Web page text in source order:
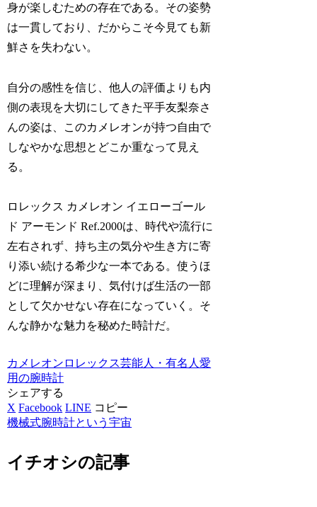
身が楽しむための存在である。その姿勢
は一貫しており、だからこそ今見ても新
鮮さを失わない。
自分の感性を信じ、他人の評価よりも内
側の表現を大切にしてきた平手友梨奈さ
んの姿は、このカメレオンが持つ自由で
しなやかな思想とどこか重なって見え
る。
ロレックス カメレオン イエローゴール
ド アーモンド Ref.2000は、時代や流行に
左右されず、持ち主の気分や生き方に寄
り添い続ける希少な一本である。使うほ
どに理解が深まり、気付けば生活の一部
として欠かせない存在になっていく。そ
んな静かな魅力を秘めた時計だ。
カメレオン ロレックス芸能人・有名人愛
用の腕時計
シェアする
X Facebook LINE コピー
機械式腕時計という宇宙
イチオシの記事